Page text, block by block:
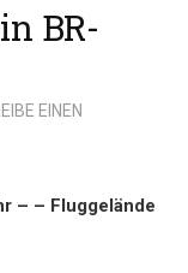
BR-
EINEN
– – Fluggelände